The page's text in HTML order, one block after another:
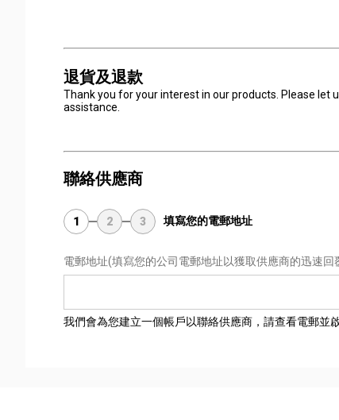
退貨及退款
Thank you for your interest in our products. Please let
assistance.
聯絡供應商
1 2 3 填寫您的電郵地址
電郵地址(填寫您的公司電郵地址以獲取供應商的迅速回
我們會為您建立一個帳戶以聯絡供應商，請查看電郵並啟